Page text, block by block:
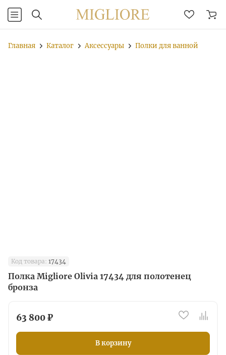
Главная Каталог Аксессуары Полки для ванной
Код товара: 17434
Полка Migliore Olivia 17434 для полотенец
бронза
63 800 ₽
В корзину